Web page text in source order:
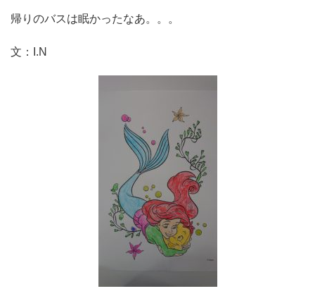
帰りのバスは眠かったなあ。。。
文：I.N